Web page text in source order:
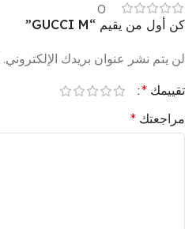
0
كن أول من يقيم “GUCCI M”
لن يتم نشر عنوان بريدك الإلكتروني.
تقييمك *
مراجعتك *